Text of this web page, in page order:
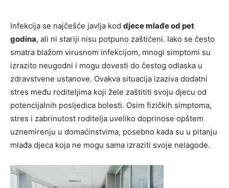
Infekcija se najčešće javlja kod djece mlađe od pet
godina, ali ni stariji nisu potpuno zaštićeni. Iako se često
smatra blažom virusnom infekcijom, mnogi simptomi su
izrazito neugodni i mogu dovesti do čestog odlaska u
zdravstvene ustanove. Ovakva situacija izaziva dodatni
stres među roditeljima koji žele zaštititi svoju djecu od
potencijalnih posljedica bolesti. Osim fizičkih simptoma,
stres i zabrinutost roditelja uveliko doprinose opštem
uznemirenju u domaćinstvima, posebno kada su u pitanju
mlađa djeca koja ne mogu sama izraziti svoje nelagode.